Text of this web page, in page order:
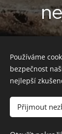
Používáme
bezpečnost
nejlepší
Přijmout